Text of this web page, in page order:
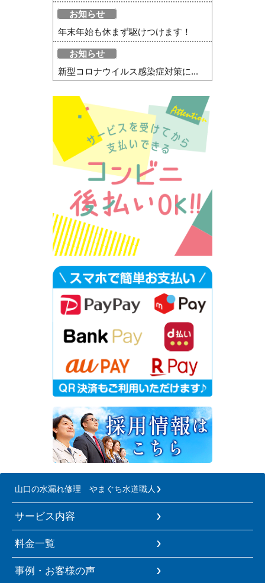
お知らせ
年末年始も休まず駆けつけます！
お知らせ
新型コロナウイルス感染症対策に...
山口の水漏れ修理 やまぐち水道職人
サービス内容
料金一覧
事例・お客様の声